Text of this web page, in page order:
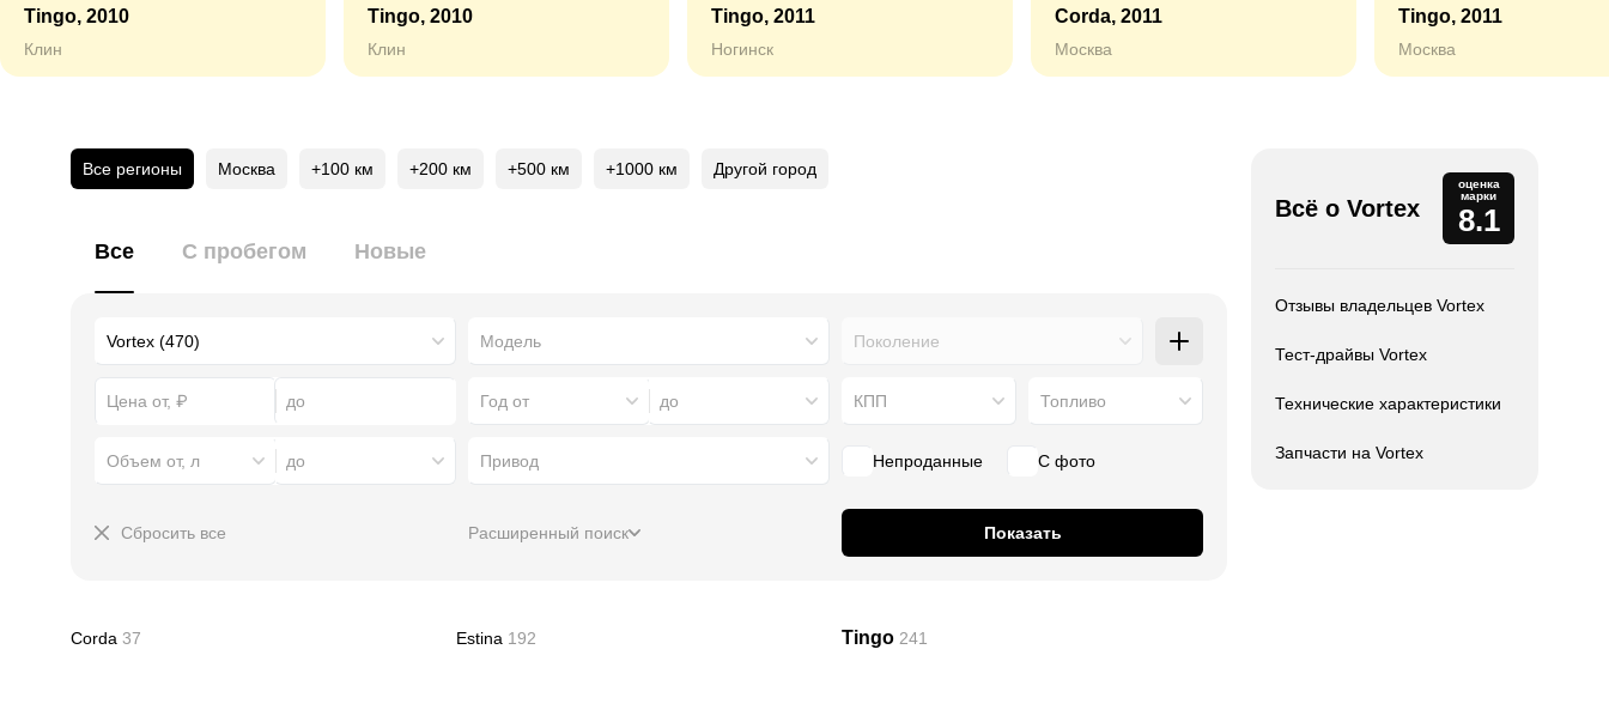
Tingo, 2010
Клин
Tingo, 2010
Клин
Tingo, 2011
Ногинск
Corda, 2011
Москва
Tingo, 2011
Москва
Все регионы Москва +100 км +200 км +500 км +1000 км Другой город
Все С пробегом Новые
Поколение
Год от до КПП Топливо
Объем от, л до Привод Непроданные С фото
Сбросить все Расширенный поиск Показать
Corda 37 Estina 192 Tingo 241
Всё о Vortex
оценка
марки
8.1
Отзывы владельцев Vortex
Тест-драйвы Vortex
Технические характеристики
Запчасти на Vortex